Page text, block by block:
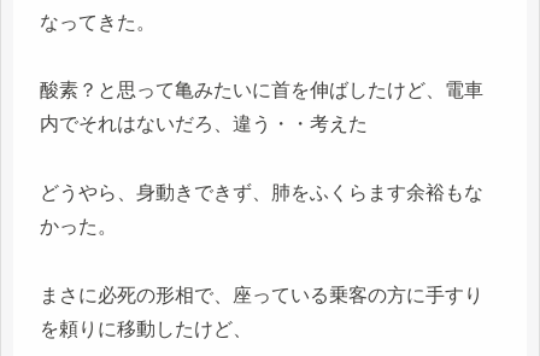
なってきた。
酸素？と思って亀みたいに首を伸ばしたけど、電車
内でそれはないだろ、違う・・考えた
どうやら、身動きできず、肺をふくらます余裕もな
かった。
まさに必死の形相で、座っている乗客の方に手すり
を頼りに移動したけど、